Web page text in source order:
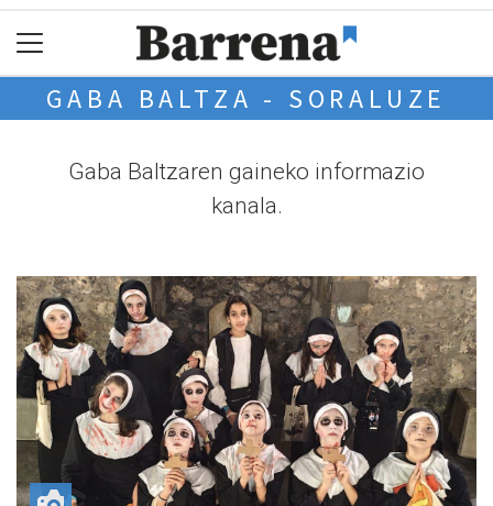
GABA BALTZA - SORALUZE
Gaba Baltzaren gaineko informazio
kanala.